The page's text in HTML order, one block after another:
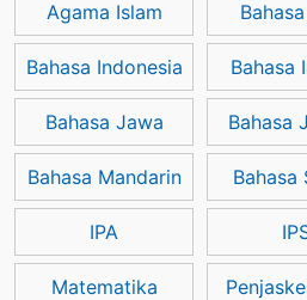
Agama Islam
Bahasa Indonesia Bahasa
Bahasa Jawa Bahasa
Bahasa Mandarin Bahasa
IPA
Matematika